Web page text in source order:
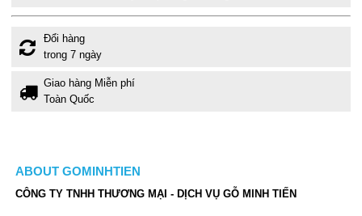
Đổi hàng
trong 7 ngày
Giao hàng Miễn phí
Toàn Quốc
ABOUT GOMINHTIEN
CÔNG TY TNHH THƯƠNG MẠI - DỊCH VỤ GỖ MINH TIẾN